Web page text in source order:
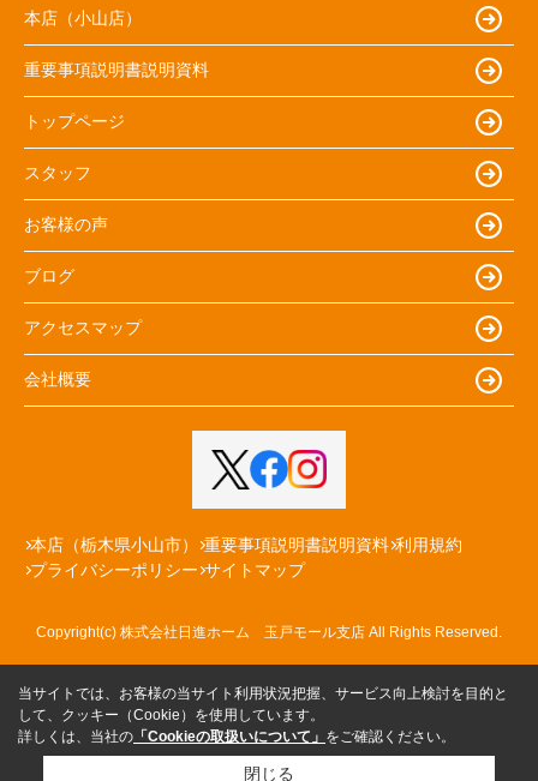
本店（小山店）
重要事項説明書説明資料
トップページ
スタッフ
お客様の声
ブログ
アクセスマップ
会社概要
本店（栃木県小山市） 重要事項説明書説明資料 利用規約
プライバシーポリシー サイトマップ
Copyright(c) 株式会社日進ホーム 玉戸モール支店 All Rights Reserved.
当サイトでは、お客様の当サイト利用状況把握、サービス向上検討を目的と
して、クッキー（Cookie）を使用しています。
詳しくは、当社の 「Cookieの取扱いについて」 をご確認ください。
閉じる